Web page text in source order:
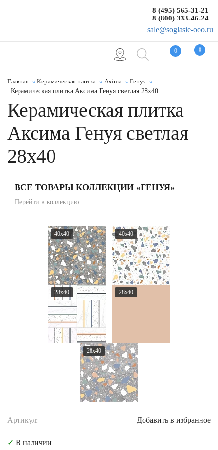
0 0
8 (495) 565-31-21
8 (800) 333-46-24
sale@soglasie-ooo.ru
Главная Керамическая плитка Axima
Генуя
Керамическая плитка Аксима Генуя светлая 28x40
Керамическая плитка
Аксима Генуя светлая
28x40
ВСЕ ТОВАРЫ КОЛЛЕКЦИИ «ГЕНУЯ»
Перейти в коллекцию
40x40 40x40
28x40 28x40
28x40
Артикул: Добавить в избранное
✓ В наличии